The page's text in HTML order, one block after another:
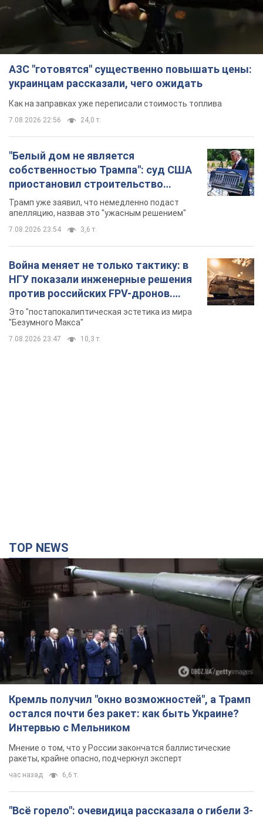
АЗС "готовятся" существенно повышать цены:
украинцам рассказали, чего ожидать
Как на заправках уже переписали стоимость топлива
7.08.2026 22:56 24,0 т.
"Белый дом не является
собственностью Трампа": суд США
приостановил строительство
бального зала стоимостью 400 млн
долларов
Трамп уже заявил, что немедленно подаст
апелляцию, назвав это "ужасным решением"
7.08.2026 23:54 3,6 т.
Война меняет не только тактику: в
НГУ показали инженерные решения
против российских FPV-дронов.
Фото
Это "постапокалиптическая эстетика из мира
"Безумного Макса"
7.08.2026 23:47 10,3 т.
TOP NEWS
Кремль получил "окно возможностей", а Трамп
остался почти без ракет: как быть Украине?
Интервью с Мельником
Мнение о том, что у России закончатся баллистические
ракеты, крайне опасно, подчеркнул эксперт
час назад 6,6 т.
"Всё горело": очевидица рассказала о гибели 3-